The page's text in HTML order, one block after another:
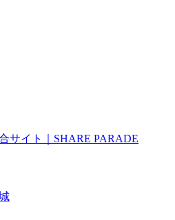
サイト｜SHARE PARADE